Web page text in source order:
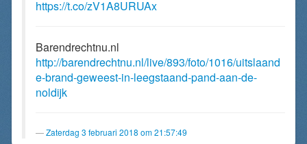
https://t.co/zV1A8URUAx
Barendrechtnu.nl
http://barendrechtnu.nl/live/893/foto/1016/uitslaand
e-brand-geweest-in-leegstaand-pand-aan-de-
noldijk
Zaterdag 3 februari 2018 om 21:57:49